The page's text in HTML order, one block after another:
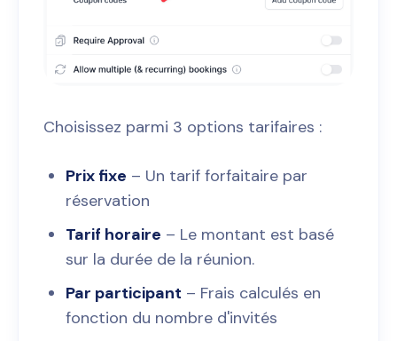
Choisissez parmi 3 options tarifaires :
Prix fixe – Un tarif forfaitaire par
réservation
Tarif horaire – Le montant est basé
sur la durée de la réunion.
Par participant – Frais calculés en
fonction du nombre d'invités